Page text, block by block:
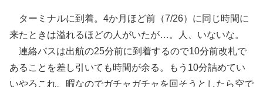
ターミナルに到着。4か月ほど前（7/26）に同じ時間に
来たときは溢れるほどの人がいたが…。人、いないな。
連絡バスは出航の25分前に到着するので10分前改札で
あることを差し引いても時間が余る。もう10分詰めてい
いやろこれ。暇なのでガチャガチャを回そうとしたら空で